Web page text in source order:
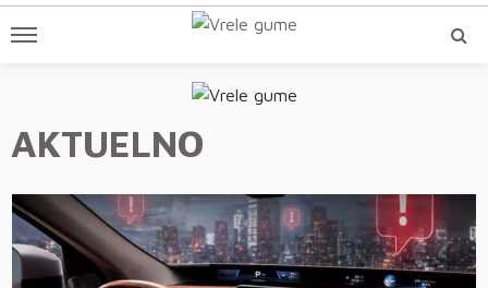
AKTUELNO